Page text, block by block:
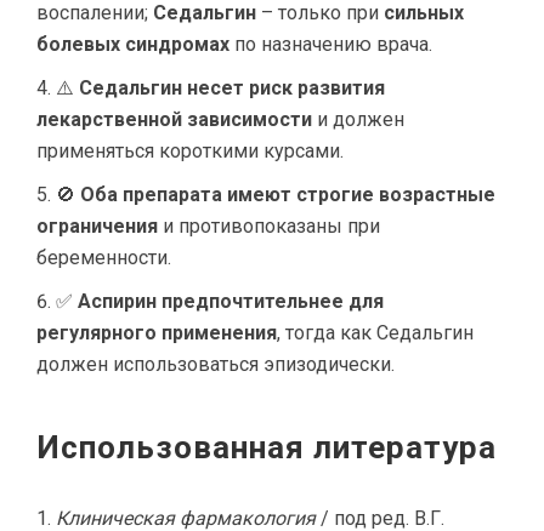
воспалении; Седальгин – только при сильных
болевых синдромах по назначению врача.
⚠️ Седальгин несет риск развития
лекарственной зависимости и должен
применяться короткими курсами.
🚫 Оба препарата имеют строгие возрастные
ограничения и противопоказаны при
беременности.
✅ Аспирин предпочтительнее для
регулярного применения, тогда как Седальгин
должен использоваться эпизодически.
Использованная литература
Клиническая фармакология/ под ред. В.Г.